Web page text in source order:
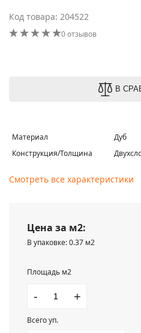
Код товара: 204522
0 отзывов
В
Материал
Дуб
Конструкция/Толщина
Смотреть все характеристики
Цена за м2:
В упаковке: 0.37 м2
Площадь м2
- +
Всего уп.